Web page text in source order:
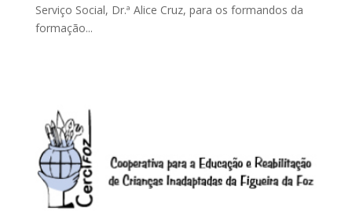
Serviço Social, Dr.ª Alice Cruz, para os formandos da
formação...